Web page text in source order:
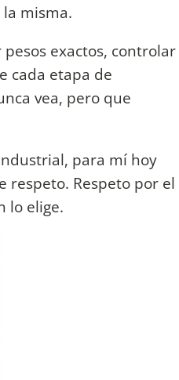
misma.
exactos, controlar
cada etapa de
vea, pero que
para mí hoy
respeto. Respeto por el
lo elige.